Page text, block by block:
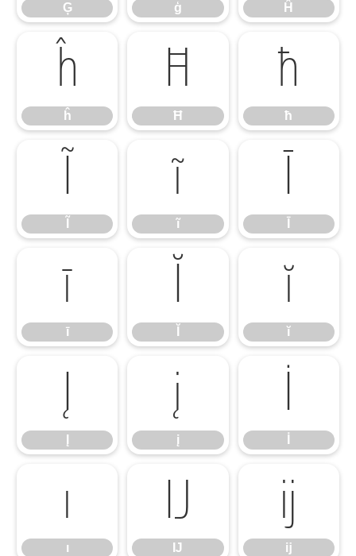
Ģ ģ Ĥ
ĥ
ĥ
Ħ
Ħ
ħ
ħ
Ĩ ĩ
ĩ
Ī
ī
ī
Ĭ ĭ
ĭ
Į į
į
İ
ı
ı
Ĳ
Ĳ
ĳ
ĳ